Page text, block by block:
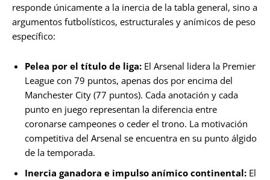
responde únicamente a la inercia de la tabla general, sino a
argumentos futbolísticos, estructurales y anímicos de peso
específico:
Pelea por el título de liga: El Arsenal lidera la Premier
League con 79 puntos, apenas dos por encima del
Manchester City (77 puntos). Cada anotación y cada
punto en juego representan la diferencia entre
coronarse campeones o ceder el trono. La motivación
competitiva del Arsenal se encuentra en su punto álgido
de la temporada.
Inercia ganadora e impulso anímico continental: El